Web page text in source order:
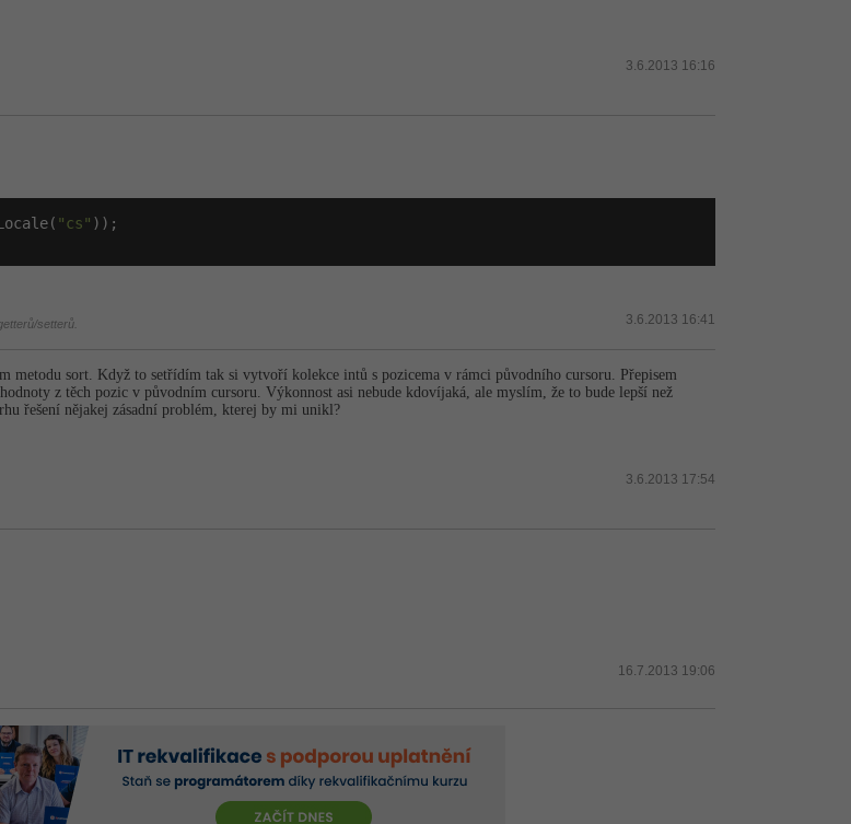
3.6.2013 16:16
"cs" ));
3.6.2013 16:41
setterů.
metodu sort. Když to setřídím tak si vytvoří kolekce intů s pozicema v rámci původního cursoru. Přepisem
z těch pozic v původním cursoru. Výkonnost asi nebude kdovíjaká, ale myslím, že to bude lepší než
řešení nějakej zásadní problém, kterej by mi unikl?
3.6.2013 17:54
16.7.2013 19:06